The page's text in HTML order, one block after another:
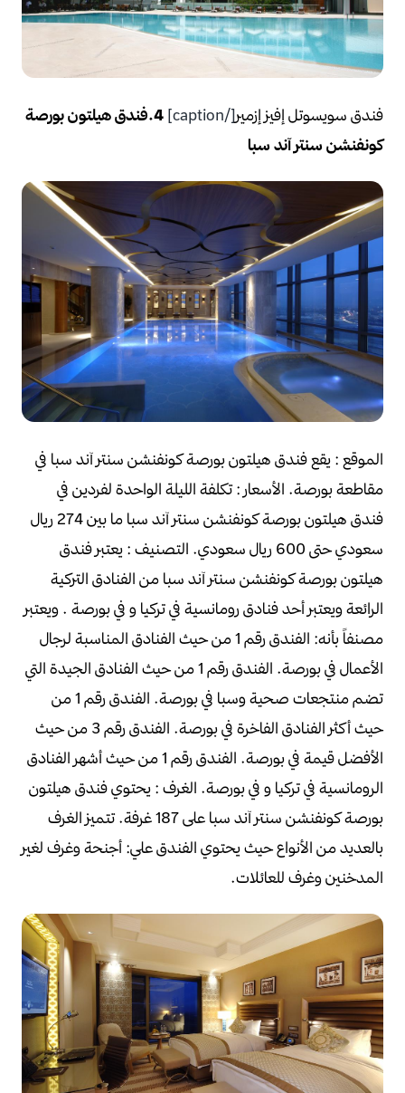
فندق سويسوتل إفيز إزمير[/caption]
4.فندق هيلتون بورصة
كونفنشن سنتر آند سبا
الموقع : يقع فندق هيلتون بورصة كونفنشن سنتر آند سبا في
مقاطعة بورصة. الأسعار : تكلفة الليلة الواحدة لفردين في
فندق هيلتون بورصة كونفنشن سنتر آند سبا
ما بين 274 ريال
سعودي حتى 600 ريال سعودي.
التصنيف : يعتبر فندق
هيلتون بورصة كونفنشن سنتر آند سبا من الفنادق التركية
الرائعةويعتبر أحد فنادق رومانسية في تركيا و في بورصة . ويعتبر
مصنفاً بأنه:
الفندق رقم 1 من حيث الفنادق المناسبة لرجال
الأعمال في بورصة.
الفندق رقم 1 من حيث الفنادق الجيدة التي
تضم منتجعات صحية وسبا في بورصة.
الفندق رقم 1 من
حيث أكثر الفنادق الفاخرة في بورصة.
الفندق رقم 3 من حيث
الأفضل قيمة في بورصة.
الفندق رقم 1 من حيث أشهر الفنادق
الرومانسية في تركيا و في بورصة. الغرف : يحتوي فندق هيلتون
بورصة كونفنشن سنتر آند سبا على 187 غرفة.
تتميز الغرف
بالعديد من الأنواع حيث يحتوي الفندق علي: أجنحة وغرف لغير
المدخنين وغرف للعائلات.